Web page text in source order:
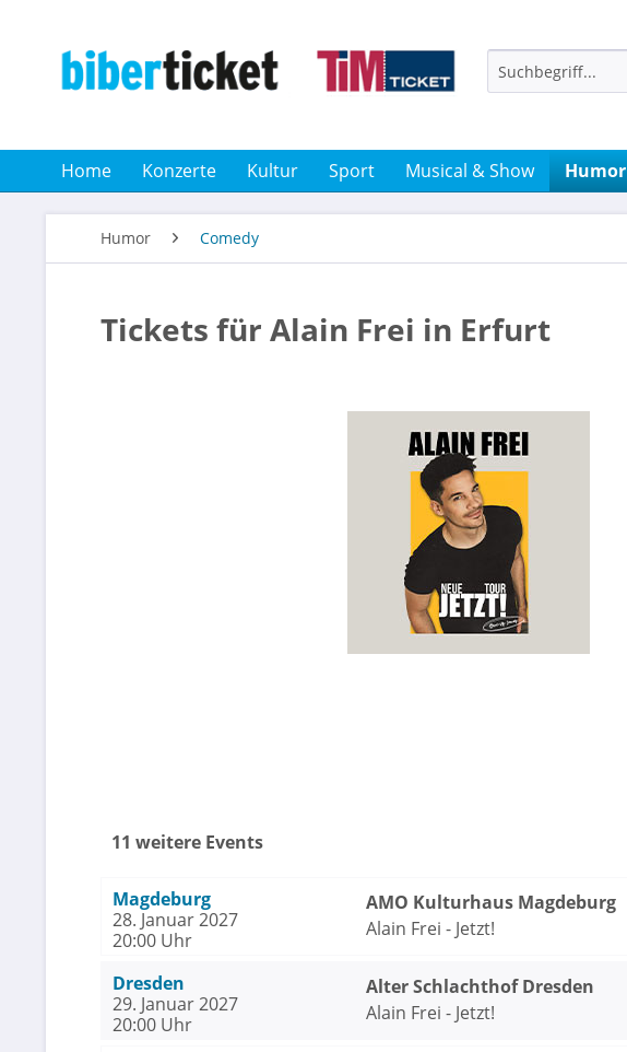
Home Konzerte Kultur Sport Musical & Show Humor
Humor Comedy
Tickets für Alain Frei in Erfurt
11 weitere Events
Magdeburg
28. Januar 2027
20:00 Uhr
AMO Kulturhaus Magdeburg
Alain Frei - Jetzt!
Dresden
29. Januar 2027
20:00 Uhr
Alter Schlachthof Dresden
Alain Frei - Jetzt!